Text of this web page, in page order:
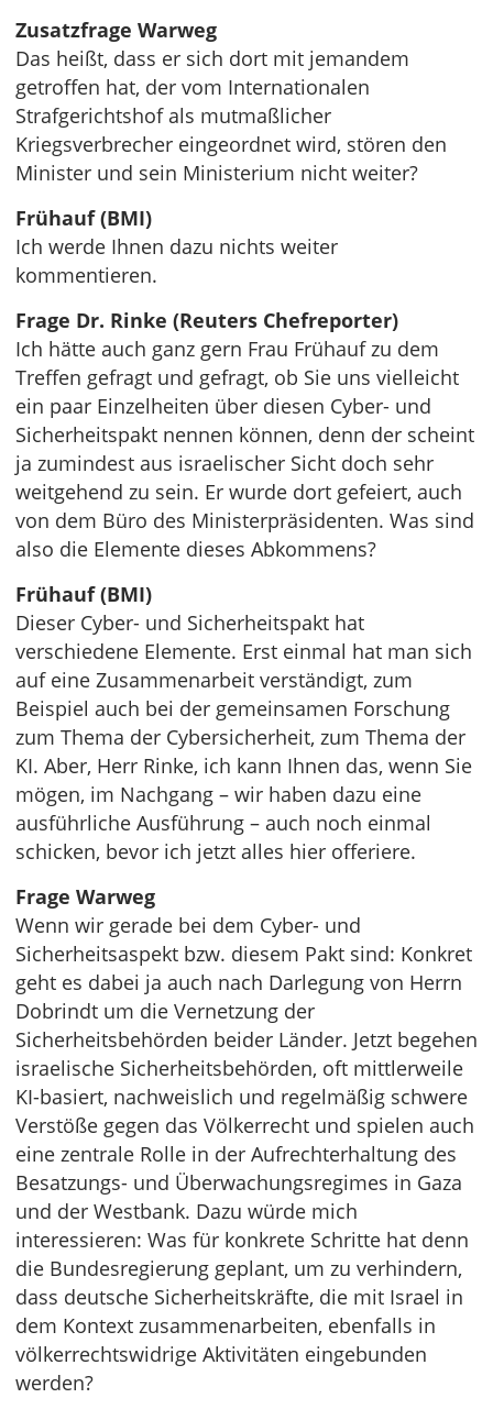
Zusatzfrage Warweg
Das heißt, dass er sich dort mit jemandem
getroffen hat, der vom Internationalen
Strafgerichtshof als mutmaßlicher
Kriegsverbrecher eingeordnet wird, stören den
Minister und sein Ministerium nicht weiter?
Frühauf (BMI)
Ich werde Ihnen dazu nichts weiter
kommentieren.
Frage Dr. Rinke (Reuters Chefreporter)
Ich hätte auch ganz gern Frau Frühauf zu dem
Treffen gefragt und gefragt, ob Sie uns vielleicht
ein paar Einzelheiten über diesen Cyber- und
Sicherheitspakt nennen können, denn der scheint
ja zumindest aus israelischer Sicht doch sehr
weitgehend zu sein. Er wurde dort gefeiert, auch
von dem Büro des Ministerpräsidenten. Was sind
also die Elemente dieses Abkommens?
Frühauf (BMI)
Dieser Cyber- und Sicherheitspakt hat
verschiedene Elemente. Erst einmal hat man sich
auf eine Zusammenarbeit verständigt, zum
Beispiel auch bei der gemeinsamen Forschung
zum Thema der Cybersicherheit, zum Thema der
KI. Aber, Herr Rinke, ich kann Ihnen das, wenn Sie
mögen, im Nachgang – wir haben dazu eine
ausführliche Ausführung – auch noch einmal
schicken, bevor ich jetzt alles hier offeriere.
Frage Warweg
Wenn wir gerade bei dem Cyber- und
Sicherheitsaspekt bzw. diesem Pakt sind: Konkret
geht es dabei ja auch nach Darlegung von Herrn
Dobrindt um die Vernetzung der
Sicherheitsbehörden beider Länder. Jetzt begehen
israelische Sicherheitsbehörden, oft mittlerweile
KI-basiert, nachweislich und regelmäßig schwere
Verstöße gegen das Völkerrecht und spielen auch
eine zentrale Rolle in der Aufrechterhaltung des
Besatzungs- und Überwachungsregimes in Gaza
und der Westbank. Dazu würde mich
interessieren: Was für konkrete Schritte hat denn
die Bundesregierung geplant, um zu verhindern,
dass deutsche Sicherheitskräfte, die mit Israel in
dem Kontext zusammenarbeiten, ebenfalls in
völkerrechtswidrige Aktivitäten eingebunden
werden?